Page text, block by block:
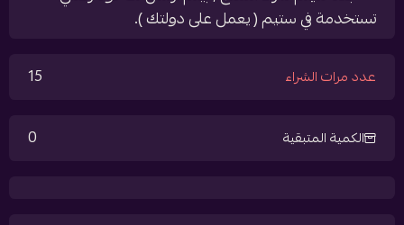
تستخدمة في ستيم ( يعمل على دولتك ).
عدد مرات الشراء 15
الكمية المتبقية 0